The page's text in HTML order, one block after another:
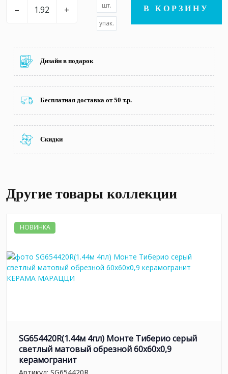
– + шт.
упак.
В КОРЗИНУ
Дизайн в подарок
Бесплатная доставка от 50 т.р.
Скидки
Другие товары коллекции
НОВИНКА
SG654420R(1.44м 4пл) Монте Тиберио серый
светлый матовый обрезной 60x60x0,9
керамогранит